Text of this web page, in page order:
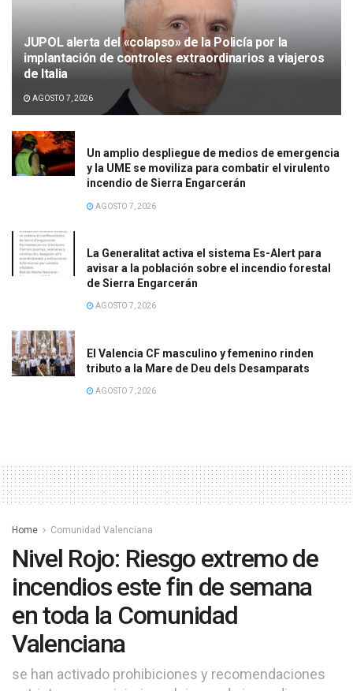
JUPOL alerta del «colapso» de la Policía por la
implantación de controles extraordinarios a viajeros
de Italia
AGOSTO 7, 2026
Un amplio despliegue de medios de emergencia
y la UME se moviliza para combatir el virulento
incendio de Sierra Engarcerán
AGOSTO 7, 2026
La Generalitat activa el sistema Es-Alert para
avisar a la población sobre el incendio forestal
de Sierra Engarcerán
AGOSTO 7, 2026
El Valencia CF masculino y femenino rinden
tributo a la Mare de Deu dels Desamparats
AGOSTO 7, 2026
Home Comunidad Valenciana
Nivel Rojo: Riesgo extremo de
incendios este fin de semana
en toda la Comunidad
Valenciana
se han activado prohibiciones y recomendaciones